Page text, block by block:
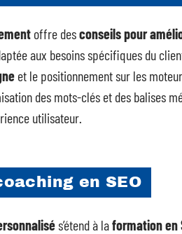
offre desconseils pour
aux besoins spécifiques du
et le positionnement sur les
des mots-clés et des balises
utilisateur.
en SEO
s’étend à laformation en